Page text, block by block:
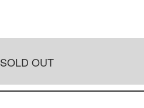
SOLD OUT